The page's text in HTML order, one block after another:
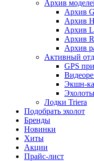
Архив
Архив
Архив
Архив
Архив
Архив
Активный
GPS
Экшн-
Лодки Triera
Подобрать эхолот
Бренды
Новинки
Хиты
Акции
Прайс-лист